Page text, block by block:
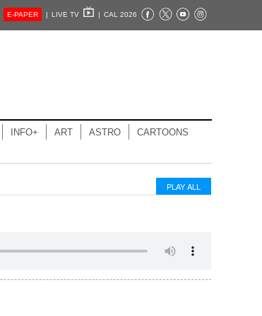
E-PAPER | LIVE TV | CAL 2026
INFO+ ART ASTRO CARTOONS
PLAY ALL